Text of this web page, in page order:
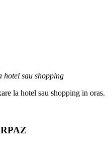
hotel sau shopping
la hotel sau shopping in oras.